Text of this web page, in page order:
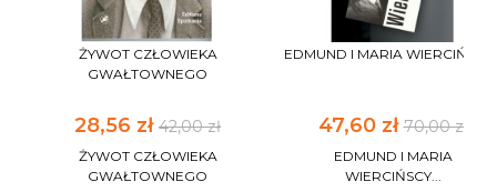
ŻYWOT CZŁOWIEKA
GWAŁTOWNEGO
28,56 zł 42,00 zł
ŻYWOT CZŁOWIEKA
GWAŁTOWNEGO
EDMUND I MARIA
47,60 zł70,00 zł
EDMUND I MARIA
WIERCIŃSCY...